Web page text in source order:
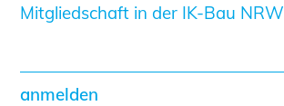
Mitgliedschaft in der IK-Bau NRW
anmelden